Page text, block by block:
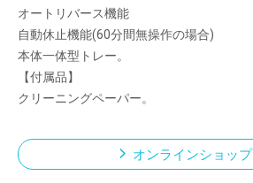
オートリバース機能
自動休止機能(60分間無操作の場合)
本体一体型トレー。
【付属品】
クリーニングペーパー。
オンラインショップ